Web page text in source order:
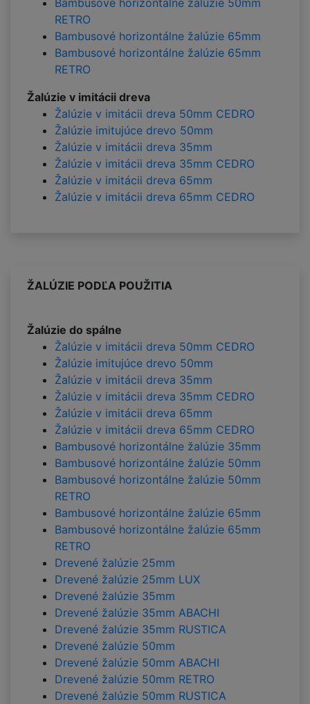
Bambusové horizontálne žalúzie 50mm
RETRO
Bambusové horizontálne žalúzie 65mm
Bambusové horizontálne žalúzie 65mm
RETRO
Žalúzie v imitácii dreva
Žalúzie v imitácii dreva 50mm CEDRO
Žalúzie imitujúce drevo 50mm
Žalúzie v imitácii dreva 35mm
Žalúzie v imitácii dreva 35mm CEDRO
Žalúzie v imitácii dreva 65mm
Žalúzie v imitácii dreva 65mm CEDRO
ŽALÚZIE PODĽA POUŽITIA
Žalúzie do spálne
Žalúzie v imitácii dreva 50mm CEDRO
Žalúzie imitujúce drevo 50mm
Žalúzie v imitácii dreva 35mm
Žalúzie v imitácii dreva 35mm CEDRO
Žalúzie v imitácii dreva 65mm
Žalúzie v imitácii dreva 65mm CEDRO
Bambusové horizontálne žalúzie 35mm
Bambusové horizontálne žalúzie 50mm
Bambusové horizontálne žalúzie 50mm
RETRO
Bambusové horizontálne žalúzie 65mm
Bambusové horizontálne žalúzie 65mm
RETRO
Drevené žalúzie 25mm
Drevené žalúzie 25mm LUX
Drevené žalúzie 35mm
Drevené žalúzie 35mm ABACHI
Drevené žalúzie 35mm RUSTICA
Drevené žalúzie 50mm
Drevené žalúzie 50mm ABACHI
Drevené žalúzie 50mm RETRO
Drevené žalúzie 50mm RUSTICA